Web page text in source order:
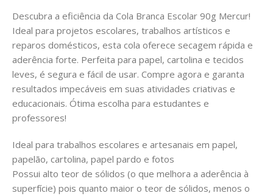
Descubra a eficiência da Cola Branca Escolar 90g Mercur!
Ideal para projetos escolares, trabalhos artísticos e
reparos domésticos, esta cola oferece secagem rápida e
aderência forte. Perfeita para papel, cartolina e tecidos
leves, é segura e fácil de usar. Compre agora e garanta
resultados impecáveis em suas atividades criativas e
educacionais. Ótima escolha para estudantes e
professores!
Ideal para trabalhos escolares e artesanais em papel,
papelão, cartolina, papel pardo e fotos
Possui alto teor de sólidos (o que melhora a aderência à
superfície) pois quanto maior o teor de sólidos, menos o